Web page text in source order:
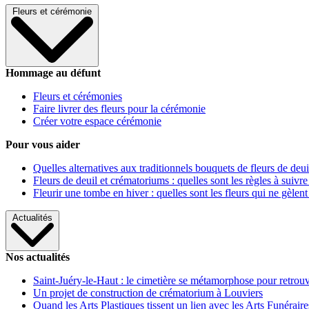
Fleurs et cérémonie
Hommage au défunt
Fleurs et cérémonies
Faire livrer des fleurs pour la cérémonie
Créer votre espace cérémonie
Pour vous aider
Quelles alternatives aux traditionnels bouquets de fleurs de
Fleurs de deuil et crématoriums : quelles sont les règles à
Fleurir une tombe en hiver : quelles sont les fleurs qui ne gèlent
Actualités
Nos actualités
Saint-Juéry-le-Haut : le cimetière se métamorphose pour
Un projet de construction de crématorium à Louviers
Quand les Arts Plastiques tissent un lien avec les Arts